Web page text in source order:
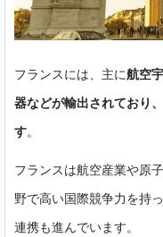
フランスには、主に航空
器などが輸出されており
す。
フランスは航空産業や原
野で高い国際競争力を持
連携も進んでいます。